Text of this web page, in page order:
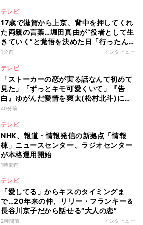
テレビ
17歳で滋賀から上京、背中を押してくれ
た両親の言葉…堀田真由が“役者として生
きていく”と覚悟を決めた日「行ったん
やったら、もう帰られへんな」
1分前 インタビュー
テレビ
「ストーカーの恋が実る話なんて初めて
見た」「ずっとキモ可愛くいて」『告
白』ゆがんだ愛情を爽太(松村北斗)に向
ける視聴者の声
40分前
テレビ
NHK、報道・情報発信の新拠点「情報
棟」ニュースセンター、ラジオセンター
が本格運用開始
1時間前
テレビ
「愛してる」からキスのタイミングま
で…20年来の仲、リリー・フランキー＆
長谷川京子だから話せる“大人の恋”
2時間前 インタビュー